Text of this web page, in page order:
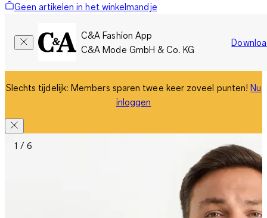
Geen artikelen in het winkelmandje
C&A Fashion App
C&A Mode GmbH & Co. KG
Slechts tijdelijk: Members sparen twee keer zoveel punten!Nu
inloggen
1 / 6